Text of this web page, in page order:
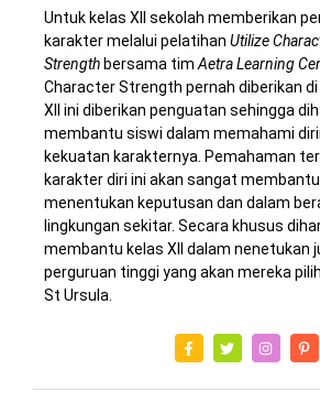
Untuk kelas XII sekolah memberikan
karakter melalui pelatihan Utilize
Strength bersama tim Aetra Learning
Character Strength pernah diberikan di
XII ini diberikan penguatan sehingga
membantu siswi dalam memahami
kekuatan karakternya. Pemahaman
karakter diri ini akan sangat
menentukan keputusan dan dalam
lingkungan sekitar. Secara khusus
membantu kelas XII dalam nenetukan
perguruan tinggi yang akan mereka
St Ursula